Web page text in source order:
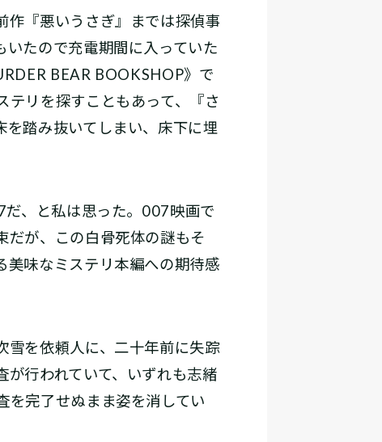
『悪いうさぎ』までは探偵事
たので充電期間に入っていた
BEAR BOOKSHOP》で
リを探すこともあって、『さ
踏み抜いてしまい、床下に埋
、と私は思った。007映画で
だが、この白骨死体の謎もそ
美味なミステリ本編への期待感
を依頼人に、二十年前に失踪
行われていて、いずれも志緒
を完了せぬまま姿を消してい